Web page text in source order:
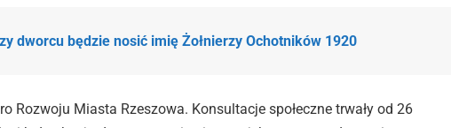
dworcu będzie nosić imię Żołnierzy Ochotników 1920
Rozwoju Miasta Rzeszowa. Konsultacje społeczne trwały od 26